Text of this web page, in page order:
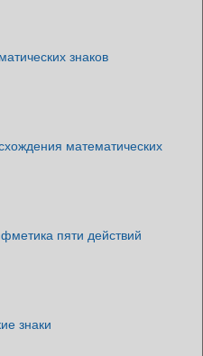
знаков
математических
пяти действий
знаки